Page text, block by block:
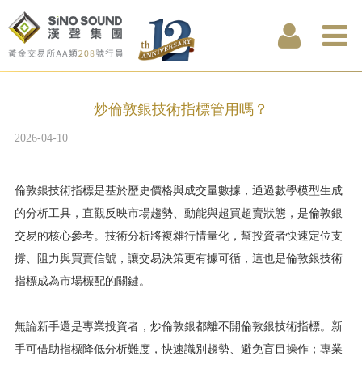
炒倫敦銀技術指標管用嗎？
2026-04-10
倫敦銀技術指標是基於歷史價格與成交量數據，通過數學模型生成
的分析工具，直觀反映市場趨勢、動能與超買超賣狀態，是倫敦銀
交易的核心參考。技術分析將複雜行情量化，幫投資者快速定位支
撐、阻力與買賣信號，讓交易決策更有據可循，這也是倫敦銀技術
指標成為市場標配的關鍵。
無論新手還是專業投資者，炒倫敦銀都離不開倫敦銀技術指標。新
手可借助指標降低分析難度，快速識別趨勢、避免盲目操作；專業